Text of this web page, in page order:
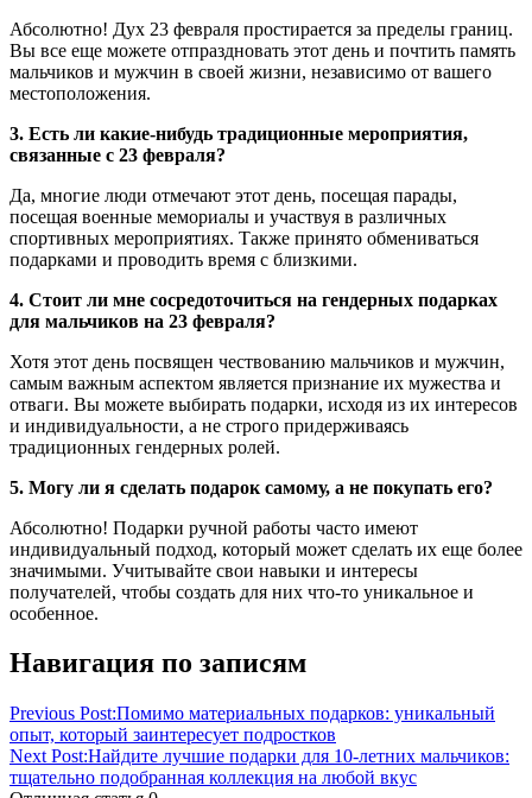
Абсолютно! Дух 23 февраля простирается за пределы границ.
Вы все еще можете отпраздновать этот день и почтить память
мальчиков и мужчин в своей жизни, независимо от вашего
местоположения.
3. Есть ли какие-нибудь традиционные мероприятия,
связанные с 23 февраля?
Да, многие люди отмечают этот день, посещая парады,
посещая военные мемориалы и участвуя в различных
спортивных мероприятиях. Также принято обмениваться
подарками и проводить время с близкими.
4. Стоит ли мне сосредоточиться на гендерных подарках
для мальчиков на 23 февраля?
Хотя этот день посвящен чествованию мальчиков и мужчин,
самым важным аспектом является признание их мужества и
отваги. Вы можете выбирать подарки, исходя из их интересов
и индивидуальности, а не строго придерживаясь
традиционных гендерных ролей.
5. Могу ли я сделать подарок самому, а не покупать его?
Абсолютно! Подарки ручной работы часто имеют
индивидуальный подход, который может сделать их еще более
значимыми. Учитывайте свои навыки и интересы
получателей, чтобы создать для них что-то уникальное и
особенное.
Навигация по записям
Previous Post:Помимо материальных подарков: уникальный
опыт, который заинтересует подростков
Next Post:Найдите лучшие подарки для 10-летних мальчиков:
тщательно подобранная коллекция на любой вкус